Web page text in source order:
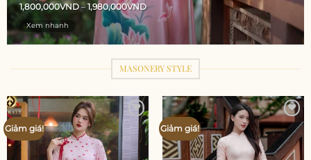
1,800,000VND–1,980,000VND
Xem nhanh
MASONERY STYLE
Giảm giá!
Add to
wishlist
Giảm giá!
Add to
wishlist